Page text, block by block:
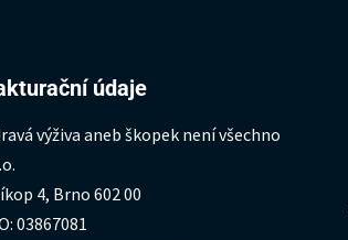
údaje
výživa aneb škopek není všechno
4, Brno 602 00
03867081